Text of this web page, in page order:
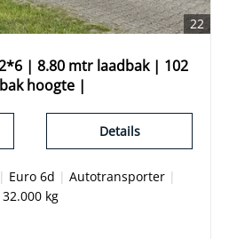
22
| 8.80 mtr laadbak | 102
hoogte |
Details
| Euro 6d | Autotransporter |
32.000 kg